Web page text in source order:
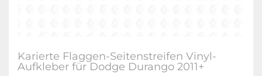
Karierte Flaggen-Seitenstreifen Vinyl-
Aufkleber für Dodge Durango 2011+